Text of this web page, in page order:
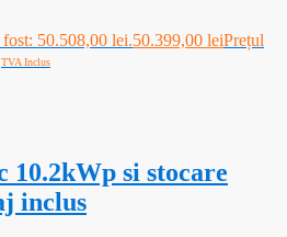
50.508,00 lei.50.399,00 leiPrețul
TVA Inclus
10.2kWp si stocare
inclus